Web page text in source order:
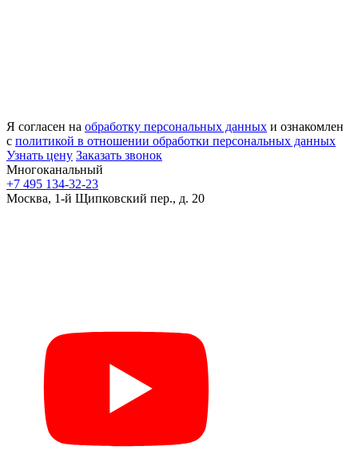
Я согласен на обработку персональных данных и ознакомлен
с политикой в отношении обработки персональных данных
Узнать цену Заказать звонок
Многоканальный
+7 495 134-32-23
Москва, 1-й Щипковский пер., д. 20